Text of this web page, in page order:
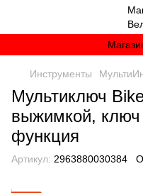
Инструменты
Мультиключ
выжимкой,
функция
Артикул: 2963880030384